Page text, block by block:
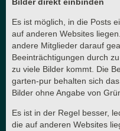
Es ist möglich, in die Posts
auf anderen Websites
andere Mitglieder darauf
Beeinträchtigungen durch
zu viele Bilder kommt. Die
garten-pur behalten sich
Bilder ohne Angabe von
Es ist in der Regel besser,
die auf anderen Websites